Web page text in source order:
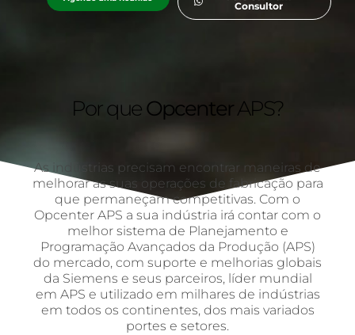
Consultor
Por queOpcenterAPS?
As indústrias precisam encontrar maneiras de
melhorar as suas operações de fabricação para
que permaneçam competitivas. Com o
Opcenter APS a sua indústria irá contar com o
melhor sistema de Planejamento e
Programação Avançados da Produção (APS)
do mercado, com suporte e melhorias globais
da Siemens e seus parceiros, líder mundial
em APS e utilizado em milhares de indústrias
em todos os continentes, dos mais variados
portes e setores.